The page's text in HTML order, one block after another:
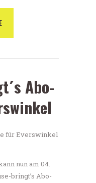
Abo-
nun am 04.
bringt’s Abo-